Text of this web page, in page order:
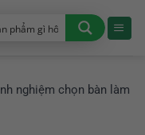
nghiệm chọn bàn làm